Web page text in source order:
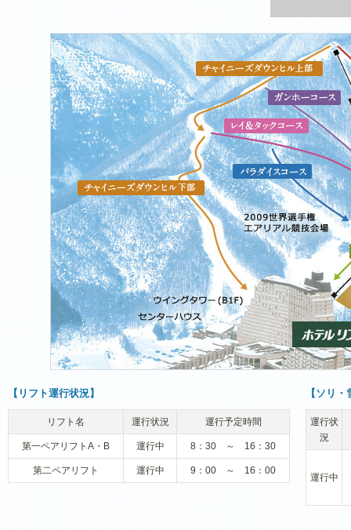
【リフト運行状況】
リフト名 運行状況 運行予定時間
第一ペアリフトA・B 運行中 8：30 ～ 16：30
第二ペアリフト 運行中 9：00 ～ 16：00
【ソリ
運行状
況
運行中